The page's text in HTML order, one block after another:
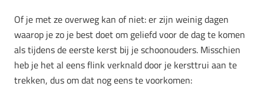
Of je met ze overweg kan of niet: er zijn weinig dagen
waarop je zo je best doet om geliefd voor de dag te komen
als tijdens de eerste kerst bij je schoonouders. Misschien
heb je het al eens flink verknald door je kersttrui aan te
trekken, dus om dat nog eens te voorkomen: